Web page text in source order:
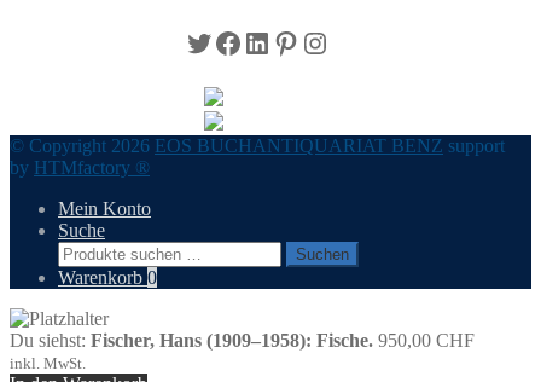
Twitter
Facebook
LinkedIn
Pinterest
Instagram
© Copyright 2026 EOS BUCHANTIQUARIAT BENZ support
by HTMfactory ®
Mein Konto
Suche
Suchen
nach:
Suchen
Warenkorb 0
Du siehst: Fischer, Hans (1909–1958): Fische. 950,00 CHF
inkl. MwSt.